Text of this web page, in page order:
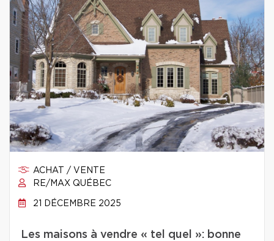
ACHAT / VENTE
RE/MAX QUÉBEC
21 DÉCEMBRE 2025
Les maisons à vendre « tel quel »: bonne